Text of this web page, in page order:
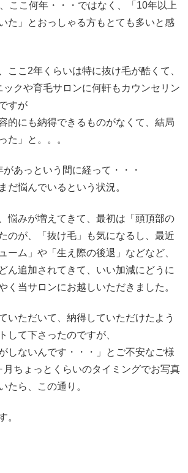
ここ何年・・・ではなく、「10年以上
た」とおっしゃる方もとても多いと感
ここ2年くらいは特に抜け毛が酷くて、
ックや育毛サロンに何軒もカウンセリン
すが
的にも納得できるものがなくて、結局
た」と。。。
あっという間に経って・・・
だ悩んでいるという状況。
悩みが増えてきて、最初は「頭頂部の
のが、「抜け毛」も気になるし、最近
ーム」や「生え際の後退」などなど、
ん追加されてきて、いい加減にどうに
く当サロンにお越しいただきました。
いただいて、納得していただけたよう
して下さったのですが、
しないんです・・・」とご不安なご様
月ちょっとくらいのタイミングでお写真
たら、この通り。
。